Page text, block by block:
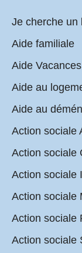
Je cherche un
Aide familiale
Aide
Aide au
Aide au
Action sociale
Action sociale
Action sociale
Action sociale
Action sociale
Action sociale